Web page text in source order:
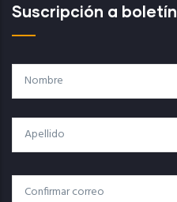
Suscripción a boletín
Nombre
Apellido
Correo
Correo Electrónico